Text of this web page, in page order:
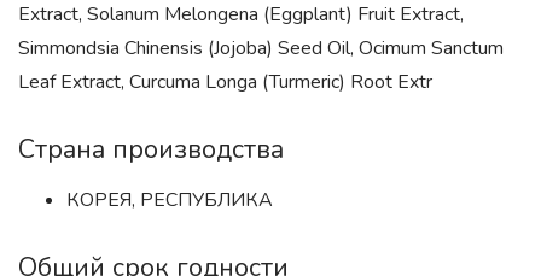
Extract, Solanum Melongena (Eggplant) Fruit Extract,
Simmondsia Chinensis (Jojoba) Seed Oil, Ocimum Sanctum
Leaf Extract, Curcuma Longa (Turmeric) Root Extr
Страна производства
КОРЕЯ, РЕСПУБЛИКА
Общий срок годности